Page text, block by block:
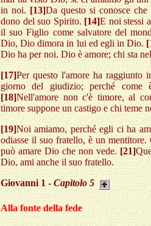
in noi.[13]Da questo si conosce
dono del suo Spirito.[14]E noi stessi
il suo Figlio come salvatore del
Dio, Dio dimora in lui ed egli in Dio.
Dio ha per noi. Dio è amore; chi sta
[17]Per questo l'amore ha raggiunto
giorno del giudizio; perché
[18]Nell'amore non c'è timore, al
timore suppone un castigo e chi teme
[19]Noi amiamo, perché egli ci ha
odiasse il suo fratello, è un
può amare Dio che non vede. [21]
Dio, ami anche il suo fratello.
Giovanni 1 -Capitolo 5
Alla fonte della fede